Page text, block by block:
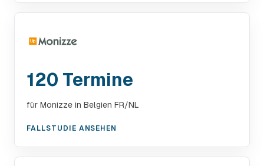
120 Termine
für Monizze in Belgien FR/NL
FALLSTUDIE ANSEHEN